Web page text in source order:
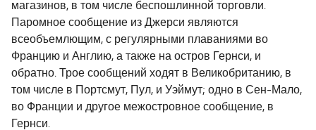
магазинов, в том числе беспошлинной торговли.
Паромное сообщение из Джерси являются
всеобъемлющим, с регулярными плаваниями во
Францию и Англию, а также на остров Гернси, и
обратно. Трое сообщений ходят в Великобританию, в
том числе в Портсмут, Пул, и Уэймут; одно в Сен-Мало,
во Франции и другое межостровное сообщение, в
Гернси.